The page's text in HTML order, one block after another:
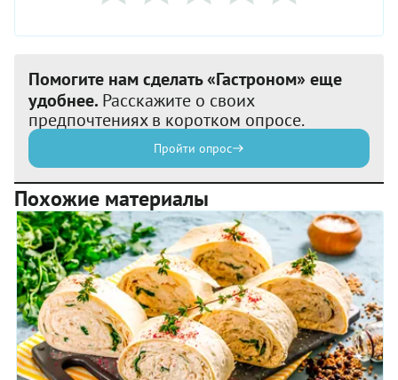
Помогите нам сделать «Гастроном» еще
удобнее. Расскажите о своих
предпочтениях в коротком опросе.
Пройти опрос
Похожие материалы